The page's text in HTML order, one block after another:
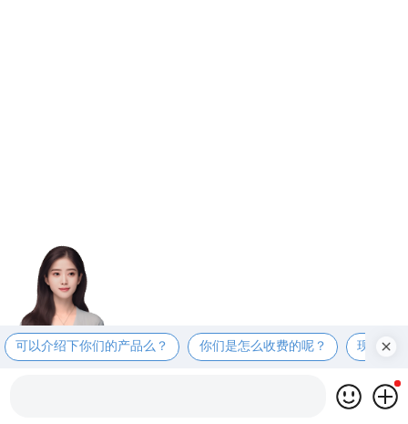
可以介绍下你们的产品么？ 你们是怎么收费的呢？ 现在有